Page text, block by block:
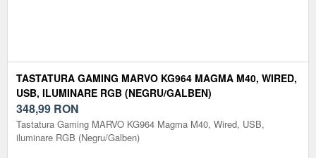
TASTATURA GAMING MARVO KG964 MAGMA M40, WIRED,
USB, ILUMINARE RGB (NEGRU/GALBEN)
348,99 RON
Tastatura Gaming MARVO KG964 Magma M40, Wired, USB,
iluminare RGB (Negru/Galben)